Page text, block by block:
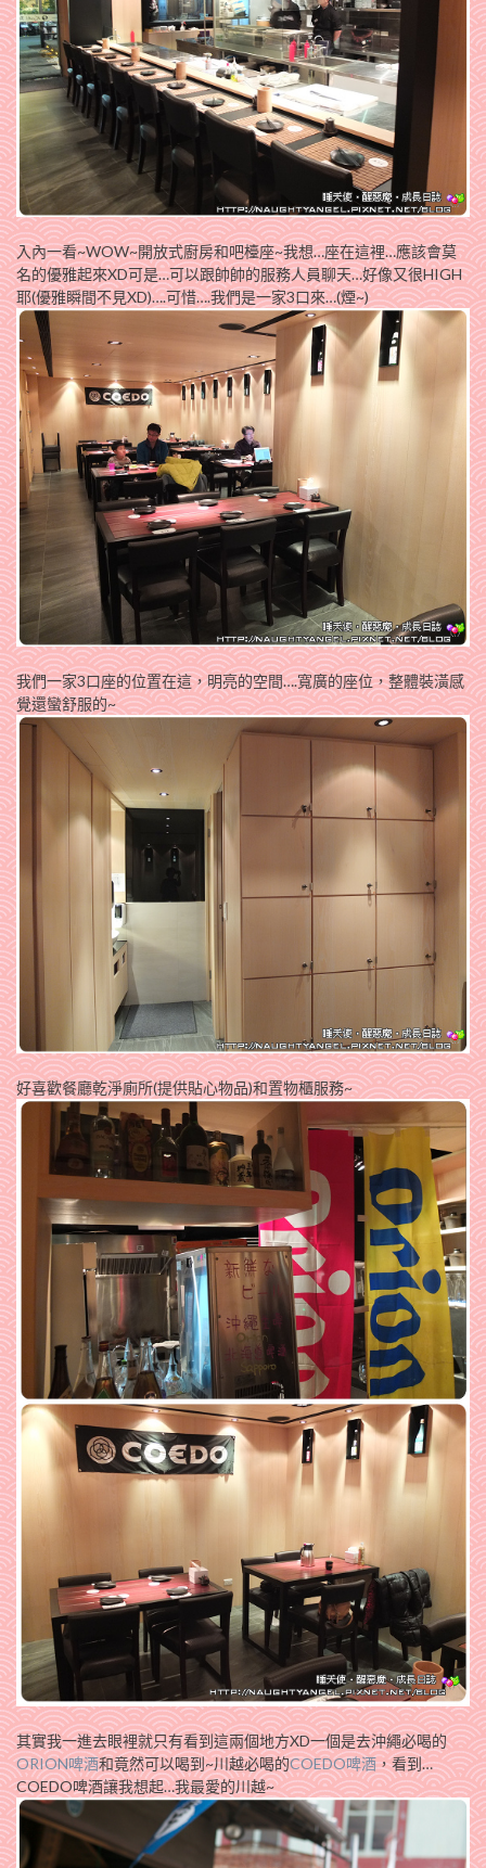
入內一看~WOW~開放式廚房和吧檯座~我想…座在這裡…應該會莫
名的優雅起來XD可是…可以跟帥帥的服務人員聊天…好像又很HIGH
耶(優雅瞬間不見XD)….可惜….我們是一家3口來…(煙~)
我們一家3口座的位置在這，明亮的空間….寬廣的座位，整體裝潢感
覺還蠻舒服的~
好喜歡餐廳乾淨廁所(提供貼心物品)和置物櫃服務~
其實我一進去眼裡就只有看到這兩個地方XD一個是去沖繩必喝的
ORION啤酒和竟然可以喝到~川越必喝的COEDO啤酒，看到…
COEDO啤酒讓我想起…我最愛的川越~